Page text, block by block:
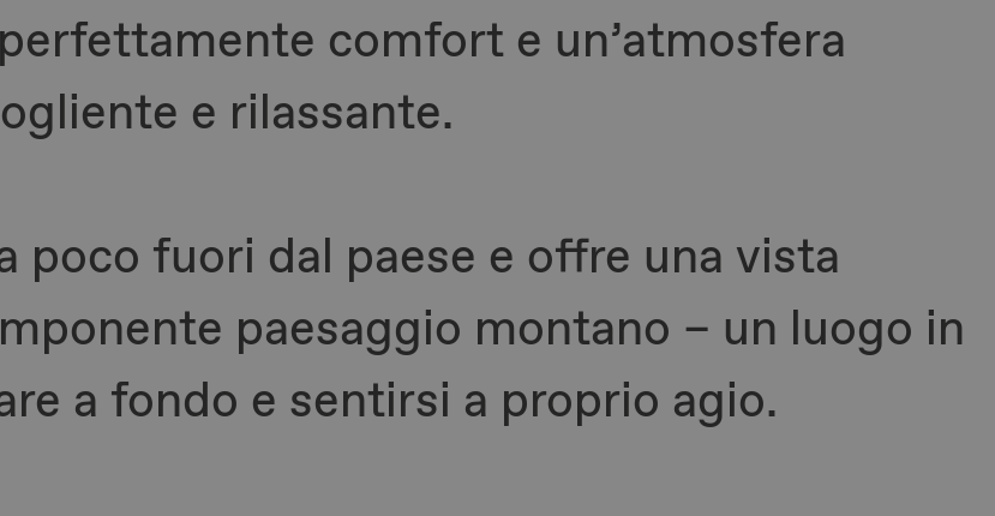
comfort e un’atmosfera
e rilassante.
poco fuori dal paese e offre una vista
paesaggio montano – un luogo in
a fondo e sentirsi a proprio agio.